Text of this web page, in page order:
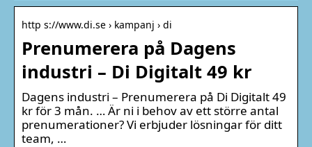
http s://www.di.se › kampanj › di
Prenumerera på Dagens
industri – Di Digitalt 49 kr
Dagens industri – Prenumerera på Di Digitalt 49
kr för 3 mån. … Är ni i behov av ett större antal
prenumerationer? Vi erbjuder lösningar för ditt
team, …